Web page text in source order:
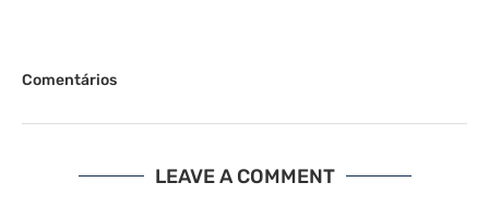
Comentários
LEAVE A COMMENT